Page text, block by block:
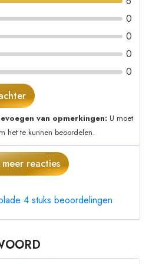
0
0
0
0
van opmerkingen: U moet
het te kunnen beoordelen.
reacties
4 stuks beoordelingen